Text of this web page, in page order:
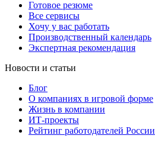
Готовое резюме
Все сервисы
Хочу у вас работать
Производственный календарь
Экспертная рекомендация
Новости и статьи
Блог
О компаниях в игровой форме
Жизнь в компании
ИТ-проекты
Рейтинг работодателей России